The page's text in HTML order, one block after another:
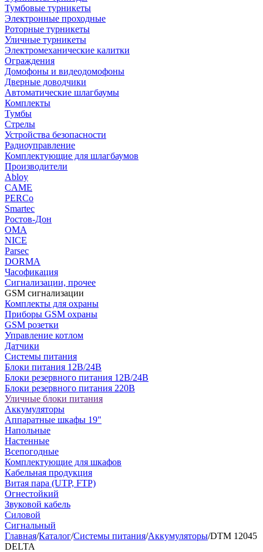
Тумбовые турникеты
Электронные проходные
Роторные турникеты
Уличные турникеты
Электромеханические калитки
Ограждения
Домофоны и видеодомофоны
Дверные доводчики
Автоматические шлагбаумы
Комплекты
Тумбы
Стрелы
Устройства безопасности
Радиоуправление
Комплектующие для шлагбаумов
Производители
Abloy
CAME
PERCo
Smartec
Ростов-Дон
ОМА
NICE
Parsec
DORMA
Часофикация
Сигнализации, прочее
GSM сигнализации
Комплекты для охраны
Приборы GSM охраны
GSM розетки
Управление котлом
Датчики
Системы питания
Блоки питания 12В/24В
Блоки резервного питания 12В/24В
Блоки резервного питания 220В
Уличные блоки питания
Аккумуляторы
Аппаратные шкафы 19"
Напольные
Настенные
Всепогодные
Комплектующие для шкафов
Кабельная продукция
Витая пара (UTP, FTP)
Огнестойкий
Звуковой кабель
Силовой
Сигнальный
Главная/Каталог/Системы питания/Аккумуляторы/DTM 12045
DELTA